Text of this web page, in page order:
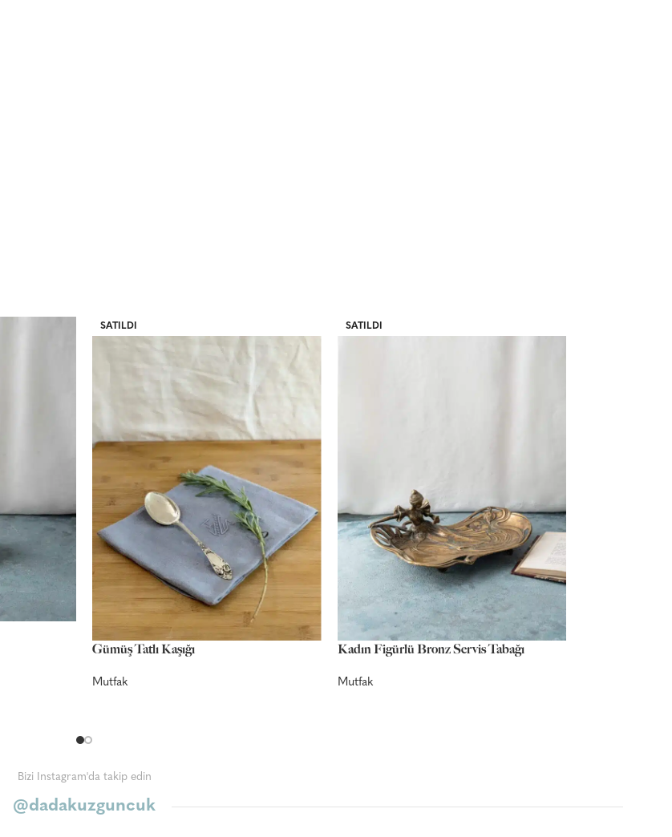
SATILDI
Gümüş Tatlı Kaşığı
Mutfak
SATILDI
Kadın Figürlü Bronz Servis Tabağı
Mutfak
Bizi Instagram'da takip edin
@dadakuzguncuk